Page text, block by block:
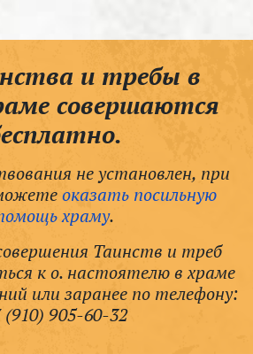
и требы в
совершаются
не установлен, при
оказать посильную
храму.
Таинств и треб
к о. настоятелю в храме
или заранее по телефону:
(910) 905-60-32